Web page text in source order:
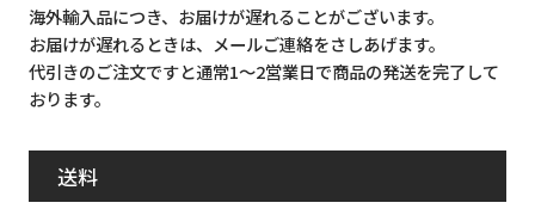
海外輸入品につき、お届けが遅れることがございます。
お届けが遅れるときは、メールご連絡をさしあげます。
代引きのご注文ですと通常1～2営業日で商品の発送を完了して
おります。
送料